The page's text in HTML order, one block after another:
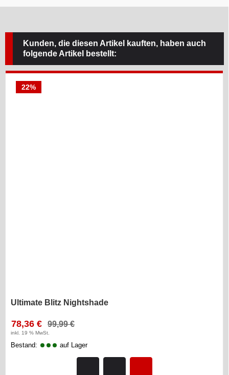
Kunden, die diesen Artikel kauften, haben auch
folgende Artikel bestellt:
Ultimate Blitz Nightshade
78,36 € 99,99 €
22%
inkl. 19 % MwSt.
Bestand: auf Lager